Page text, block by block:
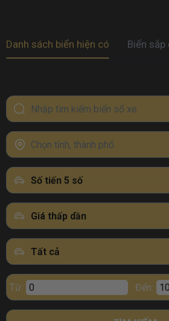
Danh sách biển hiện có Biển sắp
Chọn tỉnh, thành phố
Số tiến 5 số
Giá thấp dần
Tất cả
Từ: Đến: